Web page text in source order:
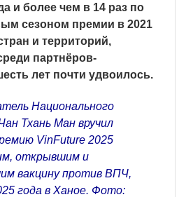
и более чем в 14 раз по
сезоном премии в 2021
и территорий,
партнёров-
лет почти удвоилось.
Национального
Тхань Ман вручил
VinFuture 2025
открывшим и
вакцину против ВПЧ,
года в Ханое. Фото: